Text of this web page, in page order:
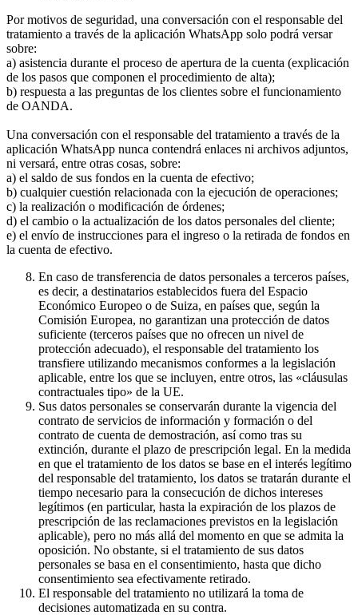
Por motivos de seguridad, una conversación con el responsable del
tratamiento a través de la aplicación WhatsApp solo podrá versar
sobre:
a) asistencia durante el proceso de apertura de la cuenta (explicación
de los pasos que componen el procedimiento de alta);
b) respuesta a las preguntas de los clientes sobre el funcionamiento
de OANDA.
Una conversación con el responsable del tratamiento a través de la
aplicación WhatsApp nunca contendrá enlaces ni archivos adjuntos,
ni versará, entre otras cosas, sobre:
a) el saldo de sus fondos en la cuenta de efectivo;
b) cualquier cuestión relacionada con la ejecución de operaciones;
c) la realización o modificación de órdenes;
d) el cambio o la actualización de los datos personales del cliente;
e) el envío de instrucciones para el ingreso o la retirada de fondos en
la cuenta de efectivo.
En caso de transferencia de datos personales a terceros países,
es decir, a destinatarios establecidos fuera del Espacio
Económico Europeo o de Suiza, en países que, según la
Comisión Europea, no garantizan una protección de datos
suficiente (terceros países que no ofrecen un nivel de
protección adecuado), el responsable del tratamiento los
transfiere utilizando mecanismos conformes a la legislación
aplicable, entre los que se incluyen, entre otros, las «cláusulas
contractuales tipo» de la UE.
Sus datos personales se conservarán durante la vigencia del
contrato de servicios de información y formación o del
contrato de cuenta de demostración, así como tras su
extinción, durante el plazo de prescripción legal. En la medida
en que el tratamiento de los datos se base en el interés legítimo
del responsable del tratamiento, los datos se tratarán durante el
tiempo necesario para la consecución de dichos intereses
legítimos (en particular, hasta la expiración de los plazos de
prescripción de las reclamaciones previstos en la legislación
aplicable), pero no más allá del momento en que se admita la
oposición. No obstante, si el tratamiento de sus datos
personales se basa en el consentimiento, hasta que dicho
consentimiento sea efectivamente retirado.
El responsable del tratamiento no utilizará la toma de
decisiones automatizada en su contra.